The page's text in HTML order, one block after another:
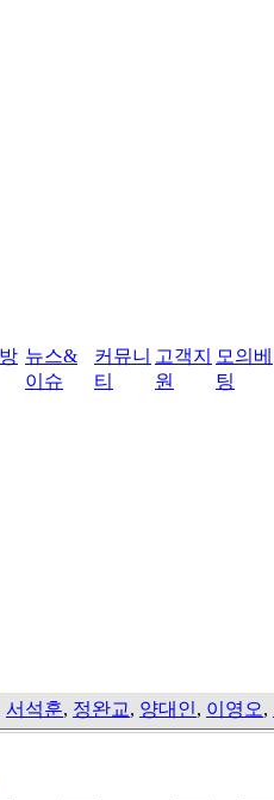
뉴스&
이슈
커뮤니
티
고객지
원
모의베
팅
서석훈, 정완교, 양대인, 이영오,